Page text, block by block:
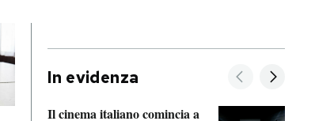
In evidenza
Il cinema italiano comincia a